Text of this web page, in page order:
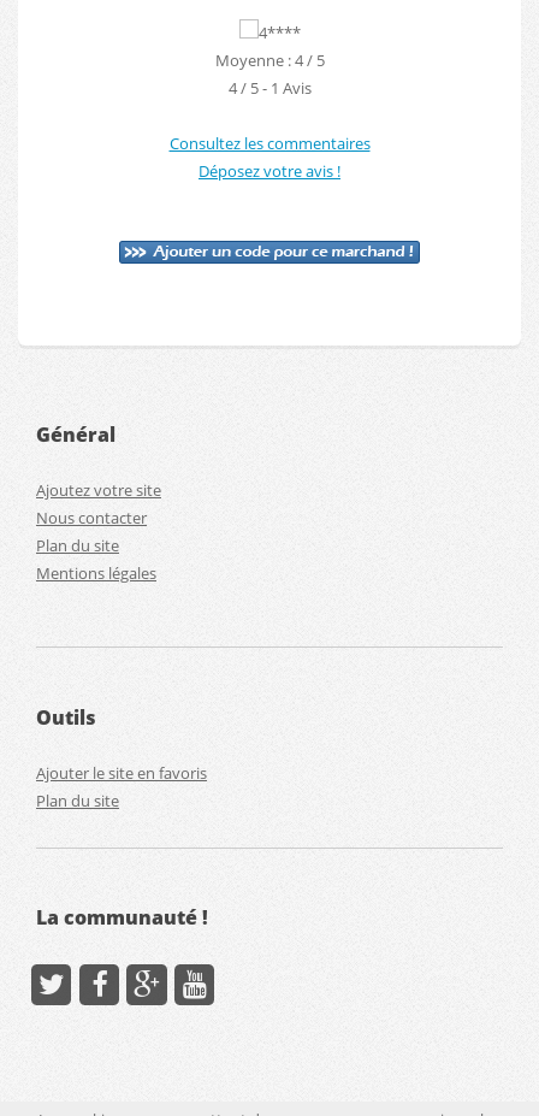
Moyenne : 4 / 5
4/ 5- 1 Avis
Consultez les commentaires
Déposez votre avis !
Général
Ajoutez votre site
Nous contacter
Plan du site
Mentions légales
Outils
Ajouter le site en favoris
Plan du site
La communauté !